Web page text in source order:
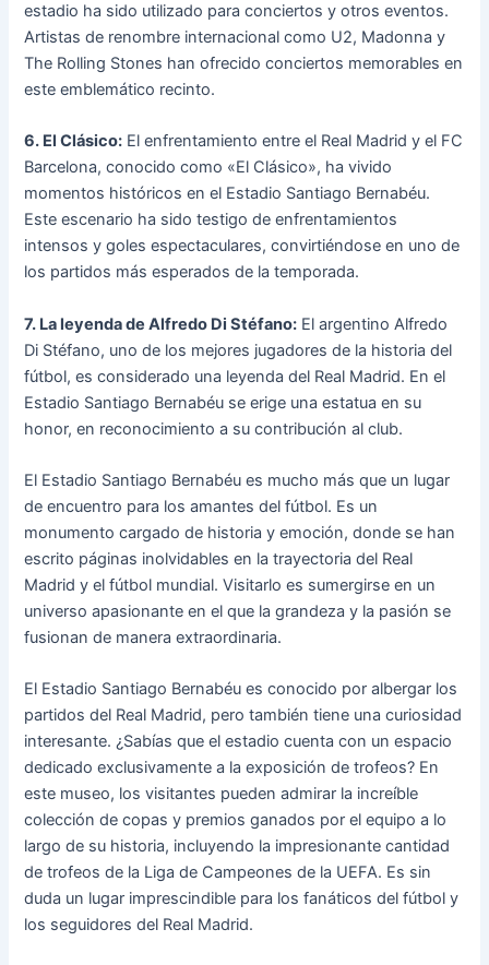
estadio ha sido utilizado para conciertos y otros eventos.
Artistas de renombre internacional como U2, Madonna y
The Rolling Stones han ofrecido conciertos memorables en
este emblemático recinto.
6. El Clásico: El enfrentamiento entre el Real Madrid y el FC
Barcelona, conocido como «El Clásico», ha vivido
momentos históricos en el Estadio Santiago Bernabéu.
Este escenario ha sido testigo de enfrentamientos
intensos y goles espectaculares, convirtiéndose en uno de
los partidos más esperados de la temporada.
7. La leyenda de Alfredo Di Stéfano: El argentino Alfredo
Di Stéfano, uno de los mejores jugadores de la historia del
fútbol, es considerado una leyenda del Real Madrid. En el
Estadio Santiago Bernabéu se erige una estatua en su
honor, en reconocimiento a su contribución al club.
El Estadio Santiago Bernabéu es mucho más que un lugar
de encuentro para los amantes del fútbol. Es un
monumento cargado de historia y emoción, donde se han
escrito páginas inolvidables en la trayectoria del Real
Madrid y el fútbol mundial. Visitarlo es sumergirse en un
universo apasionante en el que la grandeza y la pasión se
fusionan de manera extraordinaria.
El Estadio Santiago Bernabéu es conocido por albergar los
partidos del Real Madrid, pero también tiene una curiosidad
interesante. ¿Sabías que el estadio cuenta con un espacio
dedicado exclusivamente a la exposición de trofeos? En
este museo, los visitantes pueden admirar la increíble
colección de copas y premios ganados por el equipo a lo
largo de su historia, incluyendo la impresionante cantidad
de trofeos de la Liga de Campeones de la UEFA. Es sin
duda un lugar imprescindible para los fanáticos del fútbol y
los seguidores del Real Madrid.